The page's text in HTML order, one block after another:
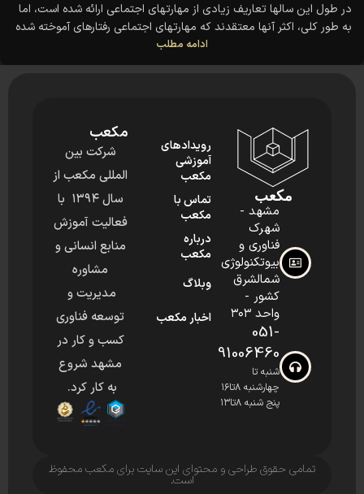
در طول این سالها تعاریف زیادی از مهارتهای اجتماعی ارائه شده است، اما
به طور کلی، اکثر آنها معتقدند که مهارتهای اجتماعی رفتارهای آموخته شده
مناسب اجتماعی هستند که ارتباطات مثبت و تعاملات با افراد دیگر را
تسهیل می کنند.
ادامه مطلب
مکعب
مشهد -
شهرک
فناوری و
بیوتکنولوژی
شمالشرق
کشور -
واحد ۳۰۳
051-
91006460
شنبه تا
چهارشنبه ۸تا۱۶
پنج شنبه ۸تا۱۳
رویدادهای
آموزشی
مکعب
تماس با
مکعب
درباره
مکعب
وبلاگ
اخبار مکعب
مکعب
شرکت بین
المللی مکعب از
سال ۱۳۹۴ با
فعالیت آموزش
منابع انسانی و
مشاوره
مدیریت و
توسعه فناوری
کسب و کار در
مشهد شروع
به کار کرد.
تمامی حقوق طراحی و محتوای این سایت برای مکعب محفوظ
است.